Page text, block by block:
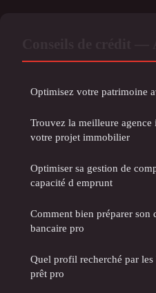
Optimisez votre patrimoine
Trouvez la meilleure
votre projet immobilier
Optimiser sa gestion de
capacité d emprunt
Comment bien préparer son
bancaire pro
Quel profil recherché par
prêt pro